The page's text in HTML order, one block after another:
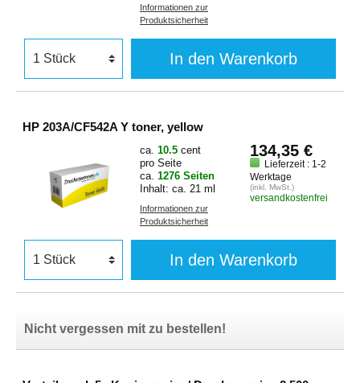
Informationen zur
Produktsicherheit
In den Warenkorb
HP 203A/CF542A Y toner, yellow
ca. 10.5 cent
pro Seite
ca. 1276 Seiten
Inhalt: ca. 21 ml
Informationen zur
Produktsicherheit
134,35 €
Lieferzeit : 1-2
Werktage
(inkl. MwSt.)
versandkostenfrei
In den Warenkorb
Nicht vergessen mit zu bestellen!